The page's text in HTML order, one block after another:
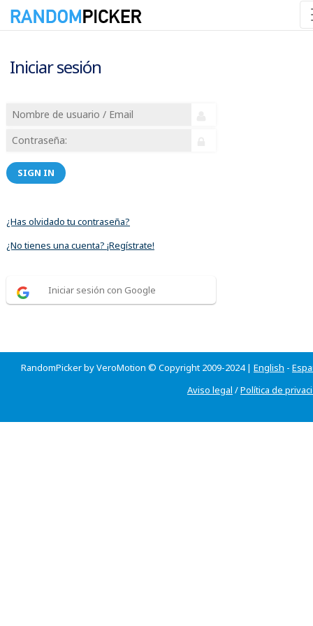
Iniciar sesión
SIGN IN
¿Has olvidado tu contraseña?
¿No tienes una cuenta? ¡Regístrate!
Iniciar sesión con Google
RandomPicker by VeroMotion © Copyright 2009-2024 | English -
Aviso legal /Política de